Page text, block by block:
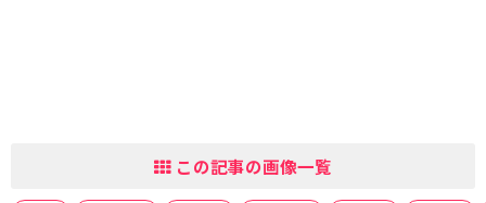
この記事の画像一覧